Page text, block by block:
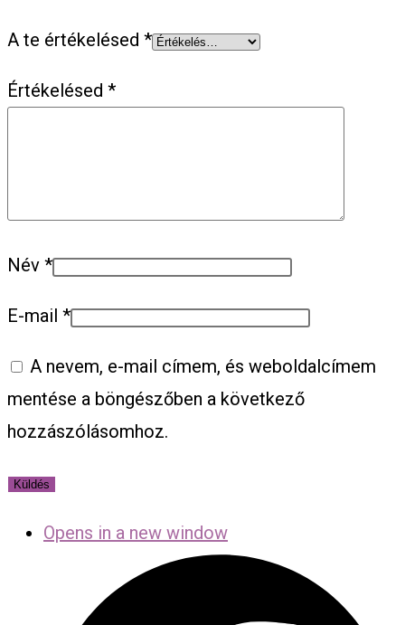
A te értékelésed *
Értékelésed *
Név *
E-mail *
A nevem, e-mail címem, és weboldalcímem
mentése a böngészőben a következő
hozzászólásomhoz.
Opens in a new window